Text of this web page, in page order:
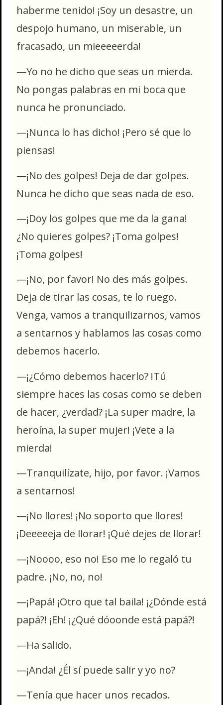
haberme tenido! ¡Soy un desastre, un
despojo humano, un miserable, un
fracasado, un mieeeeerda!
—Yo no he dicho que seas un mierda.
No pongas palabras en mi boca que
nunca he pronunciado.
—¡Nunca lo has dicho! ¡Pero sé que lo
piensas!
—¡No des golpes! Deja de dar golpes.
Nunca he dicho que seas nada de eso.
—¡Doy los golpes que me da la gana!
¿No quieres golpes? ¡Toma golpes!
¡Toma golpes!
—¡No, por favor! No des más golpes.
Deja de tirar las cosas, te lo ruego.
Venga, vamos a tranquilizarnos, vamos
a sentarnos y hablamos las cosas como
debemos hacerlo.
—¡¿Cómo debemos hacerlo? !Tú
siempre haces las cosas como se deben
de hacer, ¿verdad? ¡La super madre, la
heroína, la super mujer! ¡Vete a la
mierda!
—Tranquilízate, hijo, por favor. ¡Vamos
a sentarnos!
—¡No llores! ¡No soporto que llores!
¡Deeeeeja de llorar! ¡Qué dejes de llorar!
—¡Noooo, eso no! Eso me lo regaló tu
padre. ¡No, no, no!
—¡Papá! ¡Otro que tal baila! ¡¿Dónde está
papá?! ¡Eh! ¡¿Qué dóoonde está papá?!
—Ha salido.
—¡Anda! ¿Él sí puede salir y yo no?
—Tenía que hacer unos recados.